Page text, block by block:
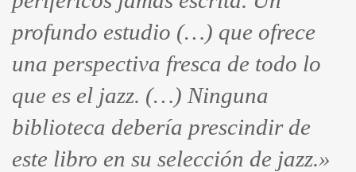
profundo estudio (…) que ofrece
una perspectiva fresca de todo lo
que es el jazz. (…) Ninguna
biblioteca debería prescindir de
este libro en su selección de jazz.»